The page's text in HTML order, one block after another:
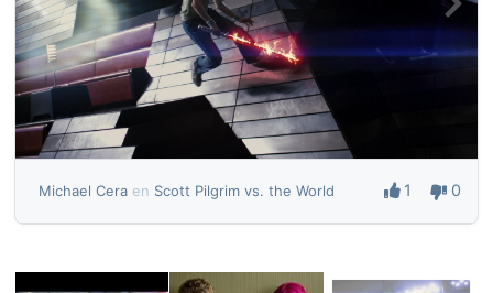
Michael Ceraen Scott Pilgrim vs. the World 1 0